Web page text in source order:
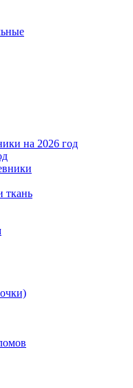
на 2026 год
ткань